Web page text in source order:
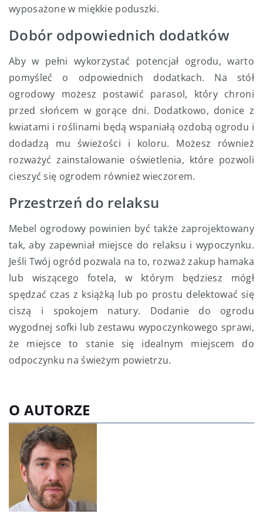
wyposażone w miękkie poduszki.
Dobór odpowiednich dodatków
Aby w pełni wykorzystać potencjał ogrodu, warto
pomyśleć o odpowiednich dodatkach. Na stół
ogrodowy możesz postawić parasol, który chroni
przed słońcem w gorące dni. Dodatkowo, donice z
kwiatami i roślinami będą wspaniałą ozdobą ogrodu i
dodadzą mu świeżości i koloru. Możesz również
rozważyć zainstalowanie oświetlenia, które pozwoli
cieszyć się ogrodem również wieczorem.
Przestrzeń do relaksu
Mebel ogrodowy powinien być także zaprojektowany
tak, aby zapewniał miejsce do relaksu i wypoczynku.
Jeśli Twój ogród pozwala na to, rozważ zakup hamaka
lub wiszącego fotela, w którym będziesz mógł
spędzać czas z książką lub po prostu delektować się
ciszą i spokojem natury. Dodanie do ogrodu
wygodnej sofki lub zestawu wypoczynkowego sprawi,
że miejsce to stanie się idealnym miejscem do
odpoczynku na świeżym powietrzu.
O AUTORZE